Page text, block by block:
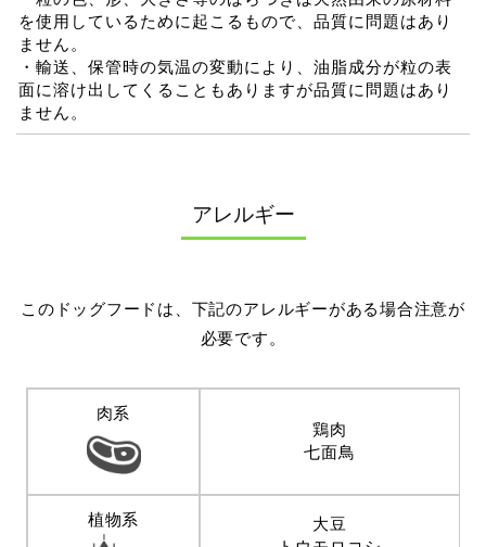
を使用しているために起こるもので、品質に問題はあり
ません。
・輸送、保管時の気温の変動により、油脂成分が粒の表
面に溶け出してくることもありますが品質に問題はあり
ません。
アレルギー
このドッグフードは、下記のアレルギーがある場合注意が
必要です。
肉系
鶏肉
七面鳥
植物系
大豆